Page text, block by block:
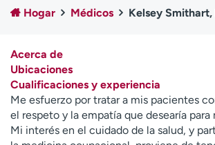
Atención a medios de
comunicación
Contáctenos Noticias e
A
y
Hogar Médicos Kelsey Smithart,
Acerca de
Ubicaciones
Cualificaciones y experiencia
Me esfuerzo por tratar a mis pacientes
el respeto y la empatía que desearía
Mi interés en el cuidado de la salud, y